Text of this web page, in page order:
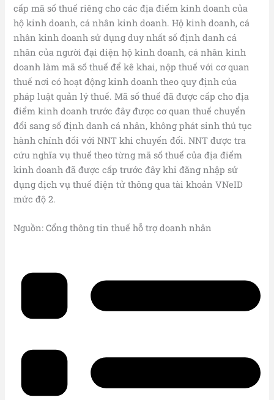
cấp mã số thuế riêng cho các địa điểm kinh doanh của
hộ kinh doanh, cá nhân kinh doanh. Hộ kinh doanh, cá
nhân kinh doanh sử dụng duy nhất số định danh cá
nhân của người đại diện hộ kinh doanh, cá nhân kinh
doanh làm mã số thuế để kê khai, nộp thuế với cơ quan
thuế nơi có hoạt động kinh doanh theo quy định của
pháp luật quản lý thuế. Mã số thuế đã được cấp cho địa
điểm kinh doanh trước đây được cơ quan thuế chuyển
đổi sang số định danh cá nhân, không phát sinh thủ tục
hành chính đối với NNT khi chuyển đổi. NNT được tra
cứu nghĩa vụ thuế theo từng mã số thuế của địa điểm
kinh doanh đã được cấp trước đây khi đăng nhập sử
dụng dịch vụ thuế điện tử thông qua tài khoản VNeID
mức độ 2.
Nguồn: Cổng thông tin thuế hỗ trợ doanh nhân